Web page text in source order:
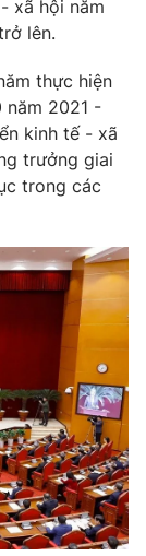
xã hội năm
lên.
thực hiện
năm 2021 -
kinh tế - xã
trưởng giai
trong các